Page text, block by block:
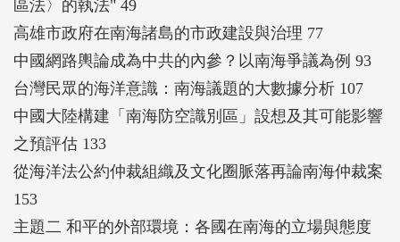
區法〉的執法" 49
高雄市政府在南海諸島的市政建設與治理 77
中國網路輿論成為中共的內參？以南海爭議為例 93
台灣民眾的海洋意識：南海議題的大數據分析 107
中國大陸構建「南海防空識別區」設想及其可能影響
之預評估 133
從海洋法公約仲裁組織及文化圈脈落再論南海仲裁案
153
主題二 和平的外部環境：各國在南海的立場與態度